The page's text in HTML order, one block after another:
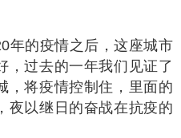
年的疫情之后，这座城市
，过去的一年我们见证了
，将疫情控制住，里面的
夜以继日的奋战在抗疫的